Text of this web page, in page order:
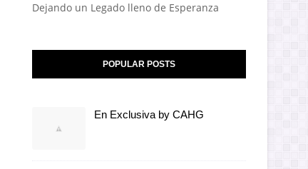
Dejando un Legado lleno de Esperanza
POPULAR POSTS
En Exclusiva by CAHG